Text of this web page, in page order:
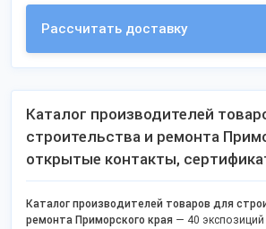
Рассчитать доставку
Каталог производителей
строительства и ремонта
открытые контакты,
Каталог производителей товаров для
ремонта Приморского края — 40 экспозиций